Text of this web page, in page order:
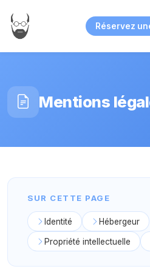
Réservez
Mentions
SUR CETTE PAGE
Identité Hébergeur
Propriété intellectuelle